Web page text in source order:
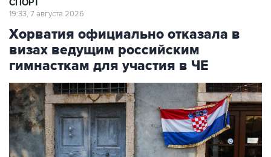
Хорватия официально отказала в
визах ведущим российским
гимнасткам для участия в ЧЕ